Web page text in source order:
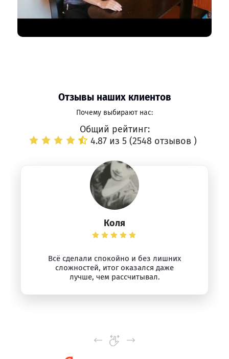
Отзывы наших клиентов
Почему выбирают нас:
Общий рейтинг:
4.87 из 5 (2548 отзывов )
Коля
Всё сделали спокойно и без лишних
сложностей, итог оказался даже
лучше, чем рассчитывал.